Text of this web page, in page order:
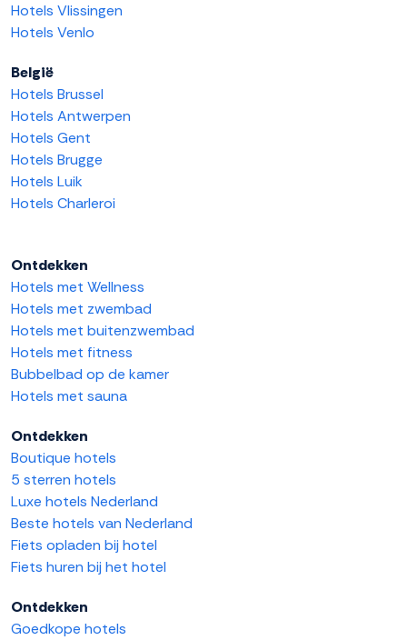
Hotels Vlissingen
Hotels Venlo
België
Hotels Brussel
Hotels Antwerpen
Hotels Gent
Hotels Brugge
Hotels Luik
Hotels Charleroi
Ontdekken
Hotels met Wellness
Hotels met zwembad
Hotels met buitenzwembad
Hotels met fitness
Bubbelbad op de kamer
Hotels met sauna
Ontdekken
Boutique hotels
5 sterren hotels
Luxe hotels Nederland
Beste hotels van Nederland
Fiets opladen bij hotel
Fiets huren bij het hotel
Ontdekken
Goedkope hotels